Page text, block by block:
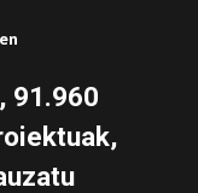
91.960